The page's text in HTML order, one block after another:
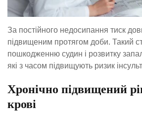
За постійного недосипання тиск
підвищеним протягом доби. Такий
пошкодженню судин і розвитку
які з часом підвищують ризик
Хронічно підвищений
крові